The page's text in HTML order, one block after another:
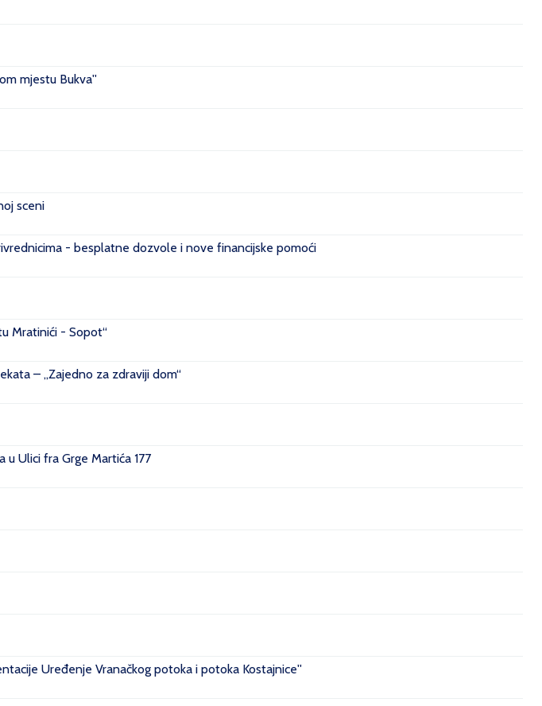
mjestu Bukva''
sceni
- besplatne dozvole i nove financijske pomoći
Mratinići - Sopot“
– „Zajedno za zdraviji dom“
Ulici fra Grge Martića 177
Uređenje Vranačkog potoka i potoka Kostajnice''